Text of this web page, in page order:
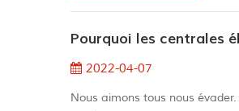
Pourquoi les centrales
2022-04-07
Nous aimons tous nous